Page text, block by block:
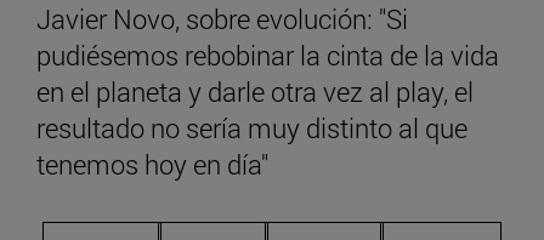
Javier Novo, sobre evolución: "Si
pudiésemos rebobinar la cinta de la vida
en el planeta y darle otra vez al play, el
resultado no sería muy distinto al que
tenemos hoy en día"